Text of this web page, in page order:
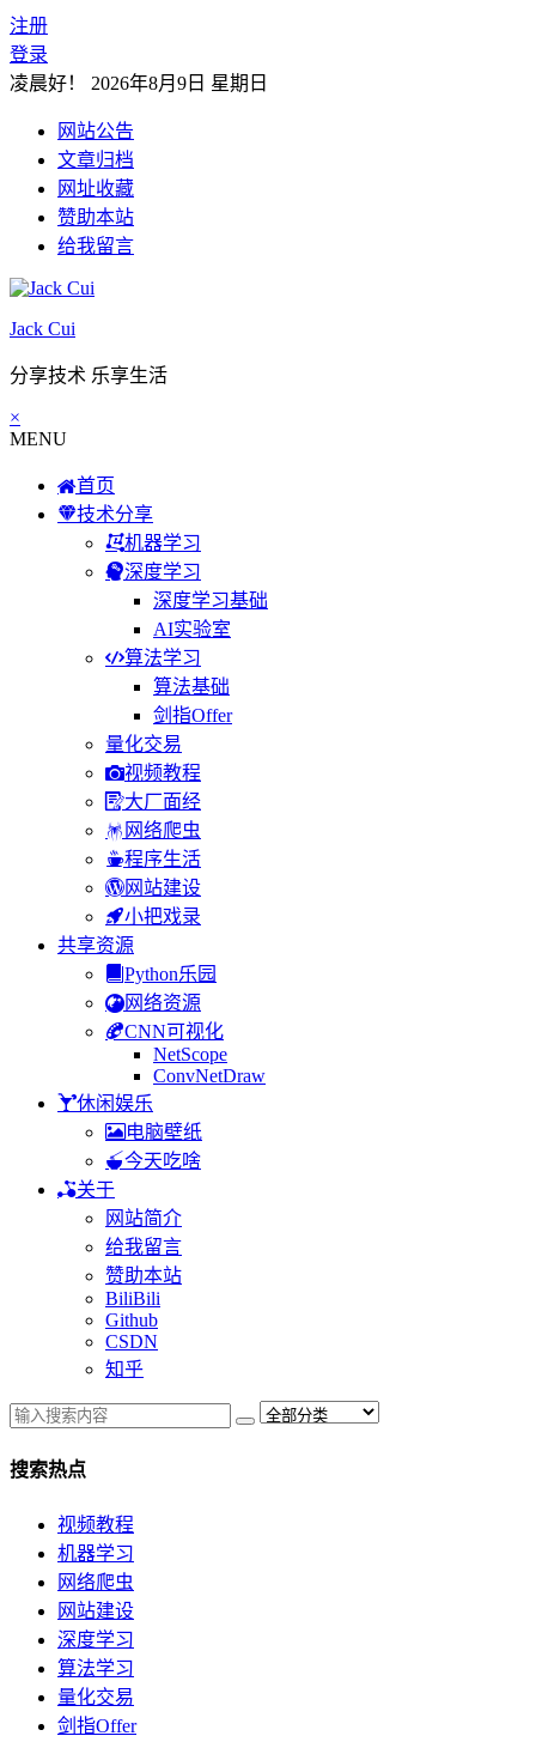
注册
登录
凌晨好！ 2026年8月9日 星期日
网站公告
文章归档
网址收藏
赞助本站
给我留言
Jack Cui
分享技术 乐享生活
×
MENU
首页
技术分享
机器学习
深度学习
深度学习基础
AI实验室
算法学习
算法基础
剑指Offer
量化交易
视频教程
大厂面经
网络爬虫
程序生活
网站建设
小把戏录
共享资源
Python乐园
网络资源
CNN可视化
NetScope
ConvNetDraw
休闲娱乐
电脑壁纸
今天吃啥
关于
网站简介
给我留言
赞助本站
BiliBili
Github
CSDN
知乎
搜索热点
视频教程
机器学习
网络爬虫
网站建设
深度学习
算法学习
量化交易
剑指Offer